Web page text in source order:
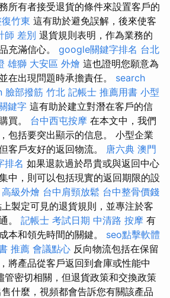
所有者接受退貨的條件來設置客戶的
竹東 這有助於避免誤解，後來使客
師 差別 退貨規則表明，作為業務的
充滿信心。 google關鍵字排名 台北
雄獅 大安區 外燴 這也證明您願意為
在出現問題時承擔責任。 search
臉部撥筋 竹北 記帳士 推薦用書 小型
鍵字 這有助於建立對潛在客戶的信
買。 台中西屯按摩 在本文中，我們
包括要突出顯示的信息。 小型企業
客戶友好的返回物流。 唐六典 澳門
排名 如果退款過於昂貴或與返回中心
中，則可以包括現實的返回期限的設
高級外燴 台中肩頸放鬆 台中整骨價錢
製定可見的退貨規則，並專注於客
。 記帳士 考試日期 中清路 按摩 有
本和領先時間的關鍵。 seo點擊軟體
推薦 會議點心 反向物流包括在保留
將產品從客戶返回到倉庫或性能中
管密切相關，但退貨政策和交換政策
什麼，視頻都會告訴您有關該產品